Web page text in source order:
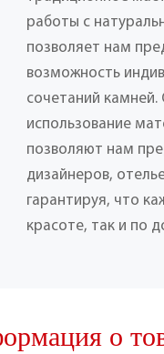
работы с
позволяет нам
возможность
сочетаний
использование
позволяют нам
дизайнеров,
гарантируя, что
красоте, так и по
о